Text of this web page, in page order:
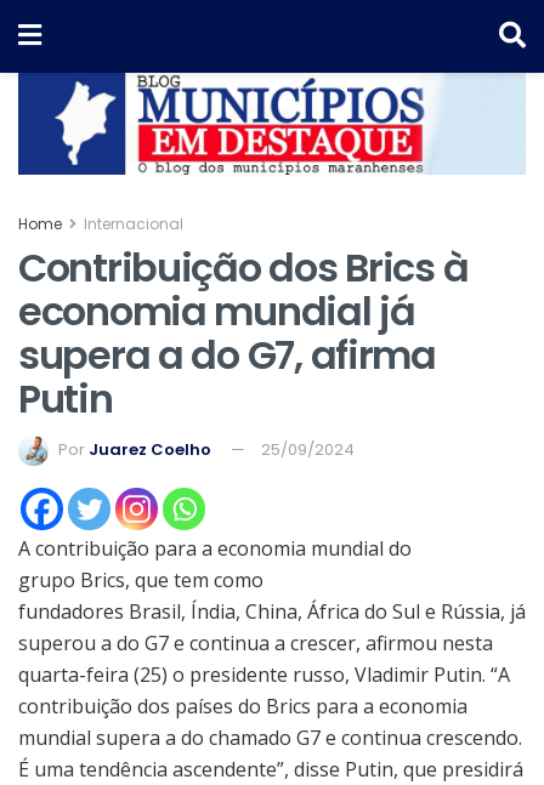
Home Internacional
Contribuição dos Brics à
economia mundial já
supera a do G7, afirma
Putin
Por Juarez Coelho 25/09/2024
A contribuição para a economia mundial do
grupo Brics, que tem como
fundadores Brasil, Índia, China, África do Sul e Rússia, já
superou a do G7 e continua a crescer, afirmou nesta
quarta-feira (25) o presidente russo, Vladimir Putin. “A
contribuição dos países do Brics para a economia
mundial supera a do chamado G7 e continua crescendo.
É uma tendência ascendente”, disse Putin, que presidirá